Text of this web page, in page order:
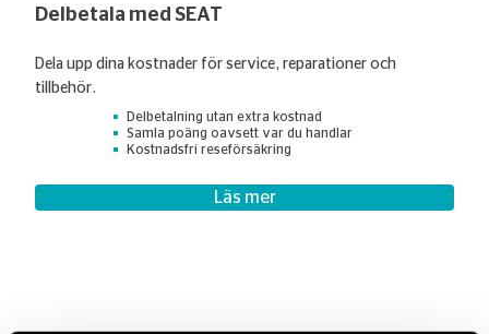
Delbetala med SEAT
Dela upp dina kostnader för service, reparationer och
tillbehör.
Delbetalning utan extra kostnad
Samla poäng oavsett var du handlar
Kostnadsfri reseförsäkring
Läs mer